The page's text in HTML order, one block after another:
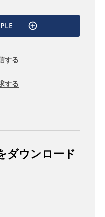
する
する
ダウンロード